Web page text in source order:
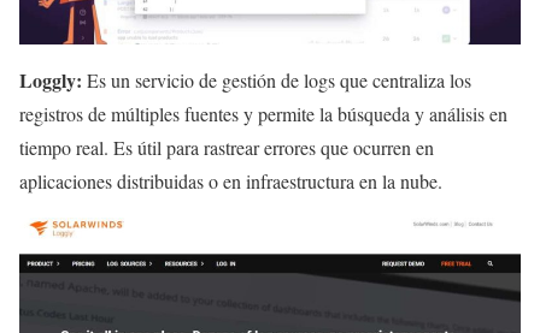
Loggly: Es un servicio de gestión de logs que centraliza los
registros de múltiples fuentes y permite la búsqueda y análisis en
tiempo real. Es útil para rastrear errores que ocurren en
aplicaciones distribuidas o en infraestructura en la nube.